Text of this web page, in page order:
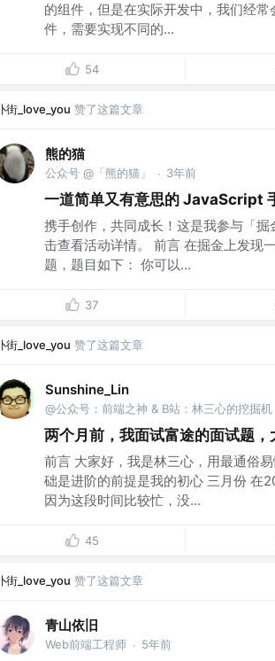
的组件，但是在实际开发中，我们经
件，需要实现不同的...
54
街_love_you 赞了这篇文章
熊的猫
公众号 @「熊的猫」 · 3年前
一道简单又有意思的 JavaScript
携手创作，共同成长！这是我参与「
击查看活动详情。 前言 在掘金上发现
题，题目如下： 你可以...
37
街_love_you 赞了这篇文章
Sunshine_Lin
@公众号：前端之神 & B站：林三心的挖掘机
两个月前，我面试富途的面试题
前言 大家好，我是林三心，用最通俗
础是进阶的前提是我的初心 三月份 在
因为这段时间比较忙，没...
45
街_love_you 赞了这篇文章
青山依旧
Web前端工程师 · 5年前